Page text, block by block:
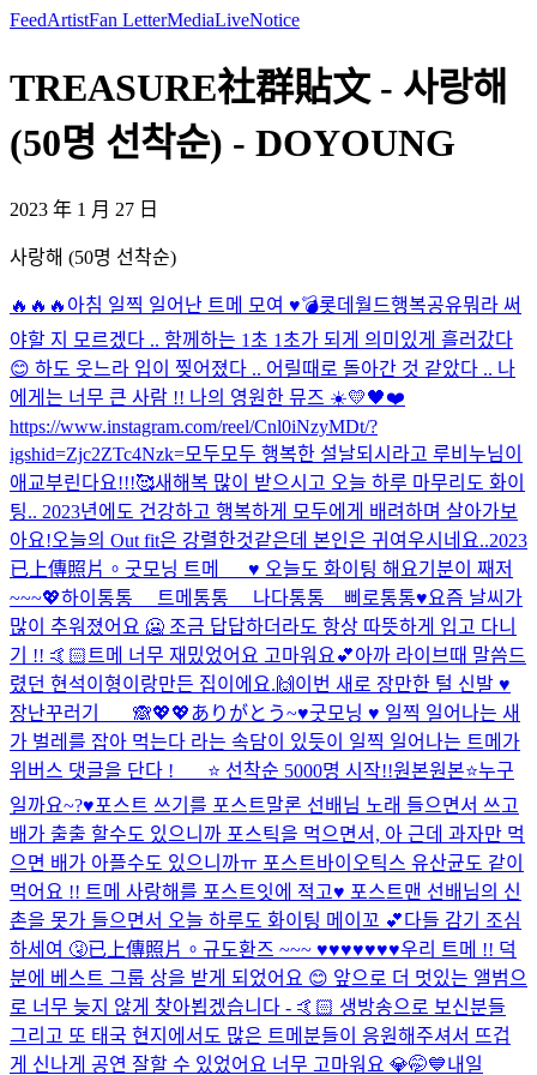
FeedArtistFan LetterMediaLiveNotice
TREASURE社群貼文 - 사랑해
(50명 선착순) - DOYOUNG
2023 年 1 月 27 日
사랑해 (50명 선착순)
🔥🔥🔥 아침 일찍 일어난 트메 모여 ♥️💣롯데월드행복공유뭐라 써
야할 지 모르겠다 .. 함께하는 1초 1초가 되게 의미있게 흘러갔다
😊 하도 웃느라 입이 찢어졌다 .. 어릴때로 돌아간 것 같았다 .. 나
에게는 너무 큰 사람 !! 나의 영원한 뮤즈 ☀️💛🖤❤️
https://www.instagram.com/reel/Cnl0iNzyMDt/?
igshid=Zjc2ZTc4Nzk=모두모두 행복한 설날되시라고 루비누님이
애교부린다요!!!🥰새해복 많이 받으시고 오늘 하루 마무리도 화이
팅.. 2023년에도 건강하고 행복하게 모두에게 배려하며 살아가보
아요!오늘의 Out fit은 강렬한것같은데 본인은 귀여우시네요..2023
已上傳照片。 굿모닝 트메___♥️ 오늘도 화이팅 해요기분이 째저
~~~💖하이통통__ 트메통통__ 나다통통__삐로통통♥️요즘 날씨가
많이 추워졌어요 🥶 조금 답답하더라도 항상 따뜻하게 입고 다니
기 !! 🤙🏻 트메 너무 재밌었어요 고마워요💕아까 라이브때 말씀드
렸던 현석이형이랑만든 집이에요.🙌 이번 새로 장만한 털 신발 ♥️
장난꾸러기 ___🙈💖💖ありがとう~♥️굿모닝 ♥️ 일찍 일어나는 새
가 벌레를 잡아 먹는다 라는 속담이 있듯이 일찍 일어나는 트메가
위버스 댓글을 단다 ! ___⭐️ 선착순 5000명 시작!!원본원본⭐️누구
일까요~?♥️포스트 쓰기를 포스트말론 선배님 노래 들으면서 쓰고
배가 출출 할수도 있으니까 포스틱을 먹으면서, 아 근데 과자만 먹
으면 배가 아플수도 있으니까ㅠ 포스트바이오틱스 유산균도 같이
먹어요 !! 트메 사랑해를 포스트잇에 적고♥️ 포스트맨 선배님의 신
촌을 못가 들으면서 오늘 하루도 화이팅 메이꼬 💕다들 감기 조심
하세여 🤧已上傳照片。 규도환즈 ~~~ ♥️♥️♥️♥️♥️♥️♥️우리 트메 !! 덕
분에 베스트 그룹 상을 받게 되었어요 😊 앞으로 더 멋있는 앨범으
로 너무 늦지 않게 찾아뵙겠습니다 - 🤙🏻 생방송으로 보신분들
그리고 또 태국 현지에서도 많은 트메분들이 응원해주셔서 뜨겁
게 신나게 공연 잘할 수 있었어요 너무 고마워요 💎🤭💙내일